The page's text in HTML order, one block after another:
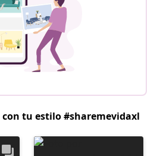
tu estilo #sharemevidaxl